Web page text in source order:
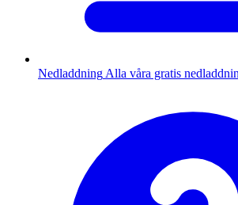
Nedladdning Alla våra gratis